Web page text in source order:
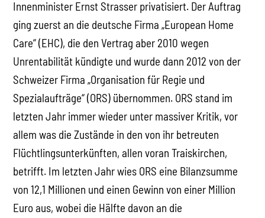
Innenminister Ernst Strasser privatisiert. Der Auftrag
ging zuerst an die deutsche Firma „European Home
Care“ (EHC), die den Vertrag aber 2010 wegen
Unrentabilität kündigte und wurde dann 2012 von der
Schweizer Firma „Organisation für Regie und
Spezialaufträge“ (ORS) übernommen. ORS stand im
letzten Jahr immer wieder unter massiver Kritik, vor
allem was die Zustände in den von ihr betreuten
Flüchtlingsunterkünften, allen voran Traiskirchen,
betrifft. Im letzten Jahr wies ORS eine Bilanzsumme
von 12,1 Millionen und einen Gewinn von einer Million
Euro aus, wobei die Hälfte davon an die